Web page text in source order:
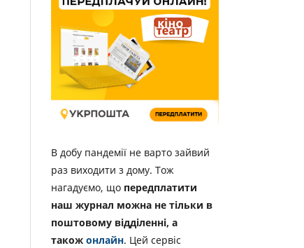
В добу пандемії не варто зайвий
раз виходити з дому. Тож
нагадуємо, що передплатити
наш журнал можна не тільки в
поштовому відділенні, а
також онлайн. Цей сервіс